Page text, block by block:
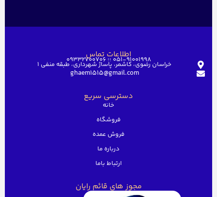
اطلاعات تماس051-91001998 ؛؛ 09332700706
خراسان رضوی، کاشمر، پاساژ شهرداری، طبقه منفی ۱
ghaem1515@gmail.com
دسترسی سریع
خانه
فروشگاه
فروش عمده
درباره ما
ارتباط باما
مجوز های قائم رایان